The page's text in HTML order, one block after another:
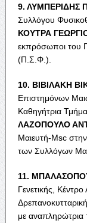
9. ΛΥΜΠΕΡΙΔΗΣ
Συλλόγου
ΚΟΥΤΡΑ Γ
εκπρόσωποι του
(Π.Σ.Φ.).
10. ΒΙΒΙΛΑΚΗ Β
Επιστημόνων
Καθηγήτρια
ΛΑΖΟΠΟΥΛΟΑ
Μαιευτή-Msc
των Συλλόγων
11. Μ
Γενετικής,
με αναπληρώτρια